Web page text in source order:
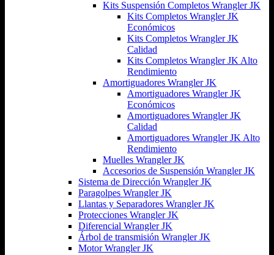
Kits Suspensión Completos Wrangler JK
Kits Completos Wrangler JK
Económicos
Kits Completos Wrangler JK
Calidad
Kits Completos Wrangler JK Alto
Rendimiento
Amortiguadores Wrangler JK
Amortiguadores Wrangler JK
Económicos
Amortiguadores Wrangler JK
Calidad
Amortiguadores Wrangler JK Alto
Rendimiento
Muelles Wrangler JK
Accesorios de Suspensión Wrangler JK
Sistema de Dirección Wrangler JK
Paragolpes Wrangler JK
Llantas y Separadores Wrangler JK
Protecciones Wrangler JK
Diferencial Wrangler JK
Árbol de transmisión Wrangler JK
Motor Wrangler JK